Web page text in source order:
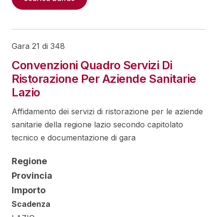
Gara 21 di 348
Convenzioni Quadro Servizi Di
Ristorazione Per Aziende Sanitarie
Lazio
Affidamento dei servizi di ristorazione per le aziende
sanitarie della regione lazio secondo capitolato
tecnico e documentazione di gara
Regione
Provincia
Importo
Scadenza